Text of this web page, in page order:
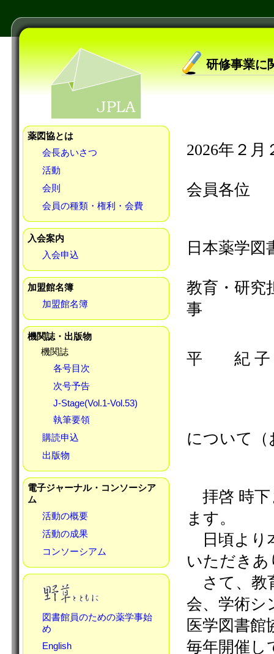
薬図協とは
会長あいさつ
活動
会則
会員の種類・権利・会費
入会案内
入会申込
加盟館名簿
加盟館名簿
機関誌・出版物
機関誌
各号目次
次号予告
J-Stage(Vol.1-Vol.53)
執筆要領
購読申込
出版物
電子ジャーナル・コンソーシア
ム
活動の概要
活動の成果
コンソーシアム
図書館員のための薬学事始
め
English
研修事業に